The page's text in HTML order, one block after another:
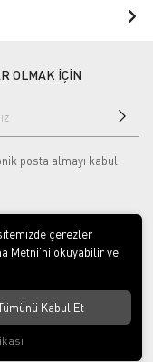
OLMAK İÇİN
posta almayı kabul
Download on
çerezler
Metni’ni okuyabilir ve
Kabul Et